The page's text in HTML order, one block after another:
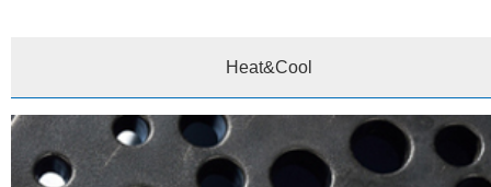
Heat&Cool